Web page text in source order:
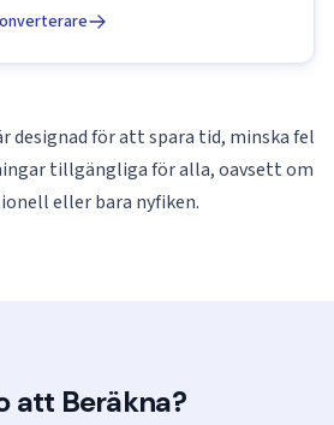
designad för att spara tid, minska fel
tillgängliga för alla, oavsett om
eller bara nyfiken.
att Beräkna?